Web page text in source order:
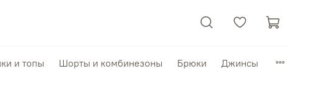
и топы Шорты и комбинезоны Брюки Джинсы